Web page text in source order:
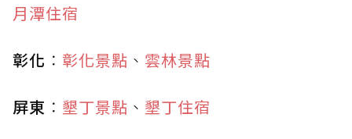
月潭住宿
彰化 ： 彰化景點 、 雲林景點
屏東 ： 墾丁景點 、 墾丁住宿